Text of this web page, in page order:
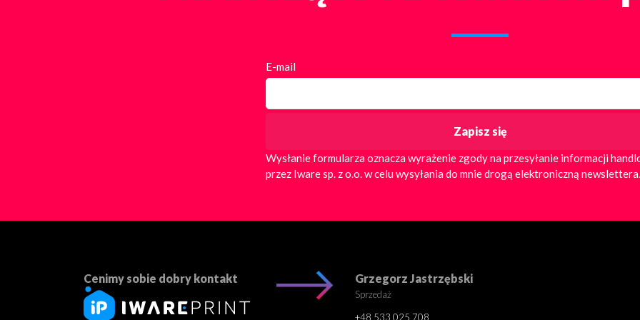
E-mail
Wysłanie formularza oznacza wyrażenie zgody na przesyłanie informacji
przez Iware sp. z o.o. w celu wysyłania do mnie drogą elektroniczną newslettera.
Cenimy sobie dobry kontakt Grzegorz Jastrzębski
Sprzedaż
+48 533 025 708